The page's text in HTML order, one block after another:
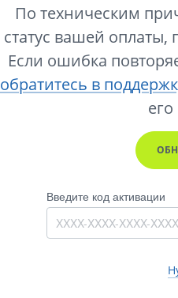
По техническим
статус вашей оплаты,
Если ошибка
обратитесь в
его
Введите код активации